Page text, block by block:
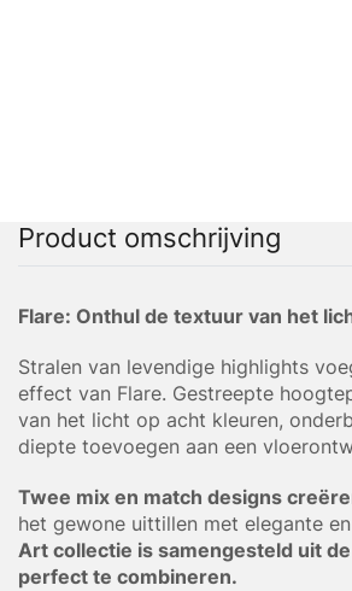
Product omschrijving
Flare: Onthul de textuur van het
Stralen van levendige highlights
effect van Flare. Gestreepte
van het licht op acht kleuren,
diepte toevoegen aan een
Twee mix en match designs
het gewone uittillen met elegante
Art collectie is samengesteld uit
perfect te combineren.